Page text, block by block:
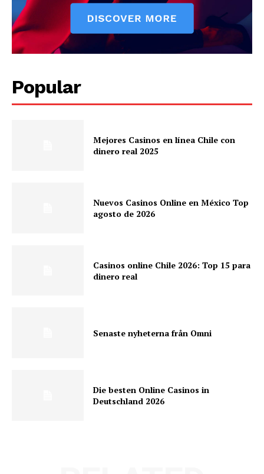
Popular
Mejores Casinos en línea Chile con
dinero real 2025
Nuevos Casinos Online en México Top
agosto de 2026
Casinos online Chile 2026: Top 15 para
dinero real
Senaste nyheterna från Omni
Die besten Online Casinos in
Deutschland 2026